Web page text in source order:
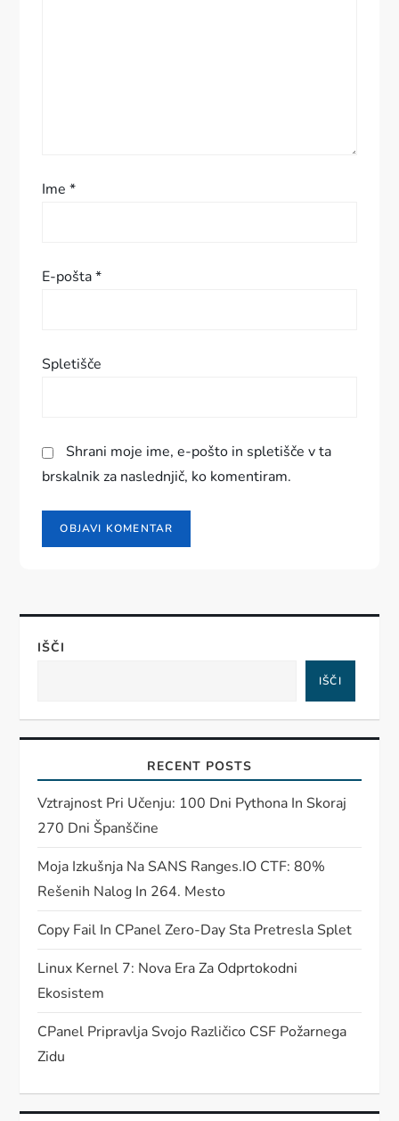
s
a
Ime*
E-pošta*
Spletišče
Shrani moje ime, e-pošto in spletišče v ta
brskalnik za naslednjič, ko komentiram.
IŠČI
IŠČI
RECENT POSTS
Vztrajnost Pri Učenju: 100 Dni Pythona In Skoraj
270 Dni Španščine
Moja Izkušnja Na SANS Ranges.IO CTF: 80%
Rešenih Nalog In 264. Mesto
Copy Fail In CPanel Zero-Day Sta Pretresla Splet
Linux Kernel 7: Nova Era Za Odprtokodni
Ekosistem
CPanel Pripravlja Svojo Različico CSF Požarnega
Zidu